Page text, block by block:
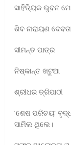
​ସାହିତ୍ୟିକ ଭୁବନ
​ଶିବ ନାରାୟଣ ଦେବତା
​ସୀମନ୍ତ ପାତ୍ର
​ନିଷ୍କାନ୍ତ ଖଟୁଆ
​ଶ୍ରୀଧର ତ୍ରିପାଠୀ
​’ଶେଷ ପରିଚୟ’
ସାମିଲ ଥିଲେ।